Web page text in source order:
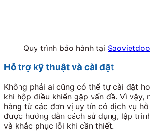
Quy trình bảo hành tại
Hỗ trợ kỹ thuật và cài đặt
Không phải ai cũng có thể tự cài đặt
khi hộp điều khiển gặp vấn đề. Vì vậy,
hàng từ các đơn vị uy tín có dịch vụ
được hướng dẫn cách sử dụng, lập
và khắc phục lỗi khi cần thiết.